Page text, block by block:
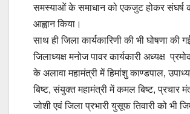
समस्याओं के समाधान को एकजुट होकर संघर्ष
आह्वान किया।
साथ ही जिला कार्यकारिणी की भी घोषणा की
जिलाध्यक्ष मनोज पावर कार्यकारी अध्यक्ष
के अलावा महामंत्री में हिमांशु काण्डपाल,
बिष्ट, संयुक्त महामंत्री में कमल बिष्ट, प्रचार
जोशी एवं जिला प्रभारी युसूफ तिवारी को भी